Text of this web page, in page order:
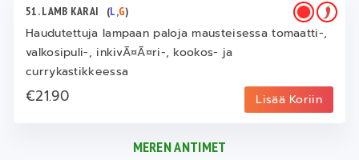
51. LAMB KARAI (L,G)
Haudutettuja lampaan paloja mausteisessa tomaatti-,
valkosipuli-, inkivÃ¤Ã¤ri-, kookos- ja
currykastikkeessa
€21.90 Lisää Koriin
MEREN ANTIMET